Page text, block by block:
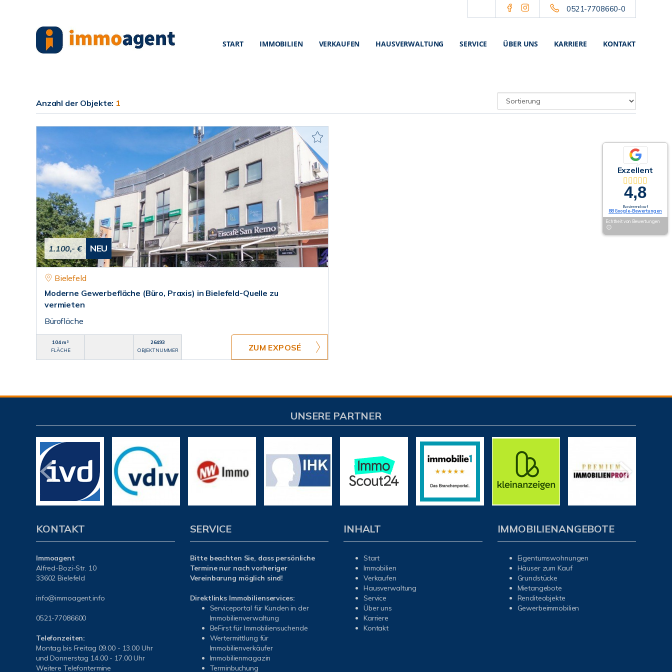
0521-7708660-0
START IMMOBILIEN VERKAUFEN HAUSVERWALTUNG SERVICE ÜBER UNS KARRIERE KONTAKT
Anzahl der Objekte: 1
1.100,- € NEU
Bielefeld
Moderne Gewerbefläche (Büro, Praxis) in Bielefeld-Quelle zu
vermieten
Bürofläche
104 m²
FLÄCHE
26493
OBJEKTNUMMER
ZUM EXPOSÉ
Exzellent
4,8
Basierend auf
88 Google-Bewertungen
Echtheit von Bewertungen
UNSERE PARTNER
KONTAKT
Immoagent
Alfred-Bozi-Str. 10
33602 Bielefeld
info@immoagent.info
0521-77086600
Telefonzeiten:
Montag bis Freitag 09.00 - 13.00 Uhr
und Donnerstag 14.00 - 17.00 Uhr
Weitere Telefontermine
SERVICE
Bitte beachten Sie, dass persönliche
Termine nur nach vorheriger
Vereinbarung möglich sind!
Direktlinks Immobilienservices:
Serviceportal für Kunden in der
Immobilienverwaltung
BeFirst für Immobiliensuchende
Wertermittlung für
Immobilienverkäufer
Immobilienmagazin
Terminbuchung
INHALT
Start
Immobilien
Verkaufen
Hausverwaltung
Service
Über uns
Karriere
Kontakt
IMMOBILIENANGEBOTE
Eigentumswohnungen
Häuser zum Kauf
Grundstücke
Mietangebote
Renditeobjekte
Gewerbeimmobilien